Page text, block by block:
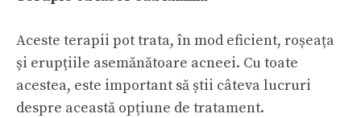
Aceste terapii pot trata, în mod eficient, roșeața
și erupțiile asemănătoare acneei. Cu toate
acestea, este important să știi câteva lucruri
despre această opțiune de tratament.